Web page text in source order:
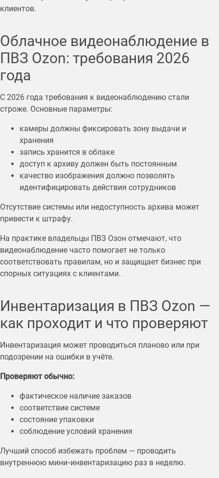
клиентов.
Облачное видеонаблюдение в
ПВЗ Ozon: требования 2026
года
С 2026 года требования к видеонаблюдению стали
строже. Основные параметры:
камеры должны фиксировать зону выдачи и
хранения
запись хранится в облаке
доступ к архиву должен быть постоянным
качество изображения должно позволять
идентифицировать действия сотрудников
Отсутствие системы или недоступность архива может
привести к штрафу.
На практике владельцы ПВЗ Озон отмечают, что
видеонаблюдение часто помогает не только
соответствовать правилам, но и защищает бизнес при
спорных ситуациях с клиентами.
Инвентаризация в ПВЗ Ozon —
как проходит и что проверяют
Инвентаризация может проводиться планово или при
подозрении на ошибки в учёте.
Проверяют обычно:
фактическое наличие заказов
соответствие системе
состояние упаковки
соблюдение условий хранения
Лучший способ избежать проблем — проводить
внутреннюю мини‑инвентаризацию раз в неделю.